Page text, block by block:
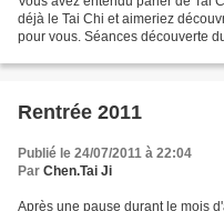
déjà le Tai Chi et aimeriez
pour vous. Séances découverte
Rentrée 2011
Publié le 24/07/2011 à 22:04
Par Chen.Tai Ji
Après une pause durant le mois